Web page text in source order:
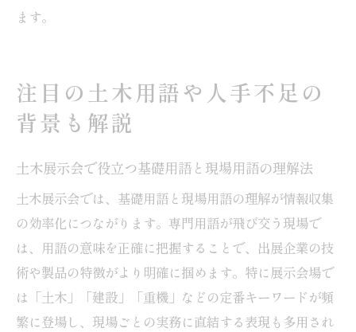
ます。
注目の土木用語や人手不足の
背景も解説
土木展示会で役立つ基礎用語と現場用語の理解法
土木展示会では、基礎用語と現場用語の理解が情報収集
の効率化につながります。専門用語が飛び交う現場で
は、用語の意味を正確に把握することで、出展企業の技
術や製品の特徴がより明確に掴めます。特に展示会場で
は「土木」「建設」「重機」などの定番キーワードが頻
繁に登場し、現場ごとの実務に直結する表現も多用され